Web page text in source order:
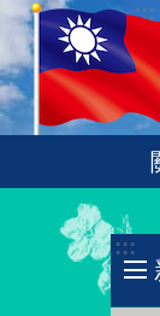
跳到主要內容區
:::
:::